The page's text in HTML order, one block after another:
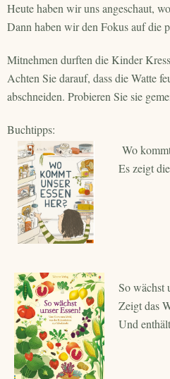
Heute haben wir uns angeschaut,
Dann haben wir den Fokus auf die
Mitnehmen durften die Kinder
Achten Sie darauf, dass die Watte
abschneiden. Probieren Sie sie
Buchtipps:
Wo
Es zeigt
So wächst
Zeigt das
Und